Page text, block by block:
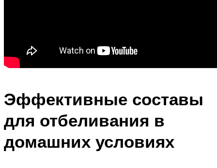
Эффективные составы
для отбеливания в
домашних условиях